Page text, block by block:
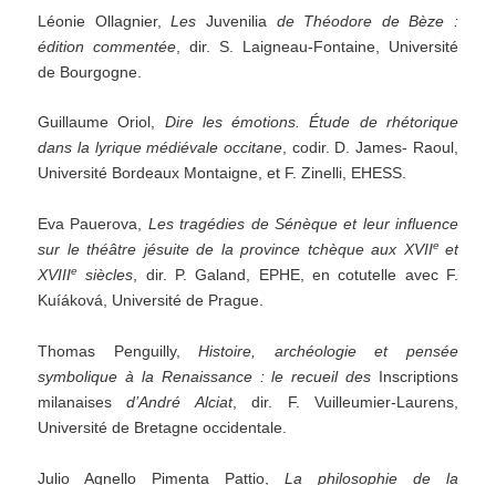
Léonie Ollagnier,Les Juvenilia de Théodore de Bèze :
édition commentée , dir. S. Laigneau-Fontaine, Université
de Bourgogne.
Guillaume Oriol, Dire les émotions. Étude de rhétorique
dans la lyrique médiévale occitane, codir. D. James- Raoul,
Université Bordeaux Montaigne, et F. Zinelli, EHESS.
Eva Pauerova, Les tragédies de Sénèque et leur influence
sur le théâtre jésuite de la province tchèque aux XVIIe et
XVIIIe siècles , dir. P. Galand, EPHE, en cotutelle avec F.
Kuíáková, Université de Prague.
Thomas Penguilly,Histoire, archéologie et pensée
symbolique à la Renaissance : le recueil des Inscriptions
milanaisesd’André Alciat, dir. F. Vuilleumier-Laurens,
Université de Bretagne occidentale.
Julio Agnello Pimenta Pattio, La philosophie de la